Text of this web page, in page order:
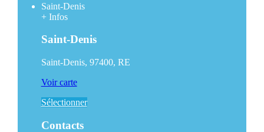
Saint-Denis
+Infos
Saint-Denis
Saint-Denis, 97400, RE
Voir carte
Sélectionner
Contacts